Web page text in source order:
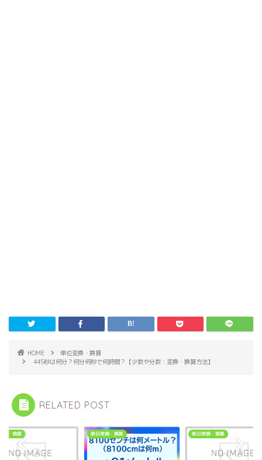
HOME
単位変換・換算
445秒は何分？何分何秒で何時間？【少数や分数：変換・換算方法】
RELATED POST
換・換算 単位変換・換算 単位変換・換算